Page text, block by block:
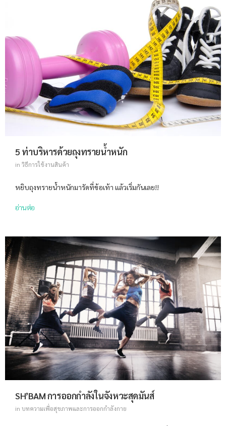
5 ท่าบริหารด้วยถุงทรายน้ำหนัก
in วิธีการใช้งานสินค้า
หยิบถุงทรายน้ำหนักมารัดที่ข้อเท้า แล้วเริ่มกันเลย!!
อ่านต่อ
SH’BAM การออกกำลังในจังหวะสุดมันส์
in บทความเพื่อสุขภาพและการออกกำลังกาย